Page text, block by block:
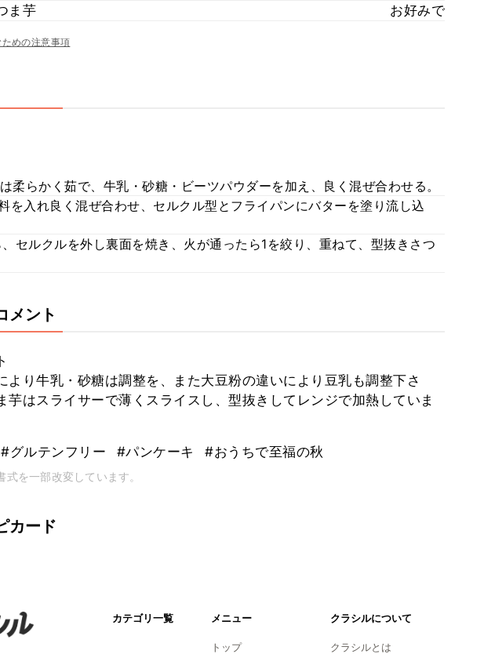
ま芋
お好みで
めの注意事項
柔らかく茹で、牛乳・砂糖・ビーツパウダーを加え、良く混ぜ合わせる。
を入れ良く混ぜ合わせ、セルクル型とフライパンにバターを塗り流し込
セルクルを外し裏面を焼き、火が通ったら1を絞り、重ねて、型抜きさつ
メント
より牛乳・砂糖は調整を、また大豆粉の違いにより豆乳も調整下さ
芋はスライサーで薄くスライスし、型抜きしてレンジで加熱していま
#グルテンフリー #パンケーキ #おうちで至福の秋
を一部改変しています。
カード
カテゴリ一覧 メニュー
トップ
クラシルについて
クラシルとは